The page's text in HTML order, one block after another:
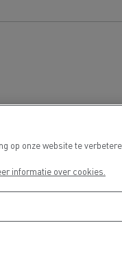
op onze website te
informatie over cookies.